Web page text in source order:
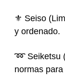
⚜ Seiso
y ordenado.
➿ Seiketsu
normas